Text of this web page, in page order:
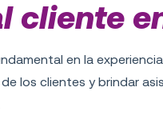
cliente
en la
los clientes y brindar